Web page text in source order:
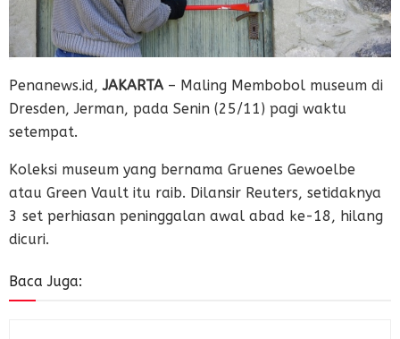
Penanews.id,JAKARTA– Maling Membobol museum di
Dresden, Jerman, pada Senin (25/11) pagi waktu
setempat.
Koleksi museum yang bernama Gruenes Gewoelbe
atau Green Vault itu raib. Dilansir Reuters, setidaknya
3 set perhiasan peninggalan awal abad ke-18, hilang
dicuri.
Baca Juga: